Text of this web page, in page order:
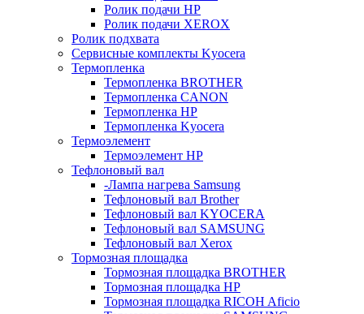
Ролик подачи HP
Ролик подачи XEROX
Ролик подхвата
Сервисные комплекты Kyocera
Термопленка
Термопленка BROTHER
Термопленка CANON
Термопленка HP
Термопленка Kyocera
Термоэлемент
Термоэлемент НР
Тефлоновый вал
-Лампа нагрева Samsung
Тефлоновый вал Brother
Тефлоновый вал KYOCERA
Тефлоновый вал SAMSUNG
Тефлоновый вал Xerox
Тормозная площадка
Тормозная площадка BROTHER
Тормозная площадка HP
Тормозная площадка RICOH Aficio